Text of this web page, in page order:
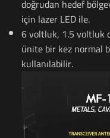
doğrudan hedef
için lazer LED ile.
6 voltluk, 1.5 voltluk
ünite bir kez normal
kullanılabilir.